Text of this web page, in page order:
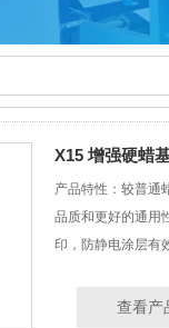
X15 增强硬蜡
产品特性：较普通
品质和更好的通用
印，防静电涂层有
查看产